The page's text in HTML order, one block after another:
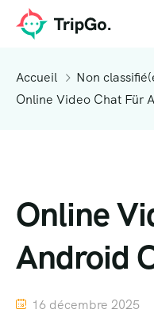
Accueil
Non
Online Video Chat Für
Online
Android
16 décembre 2025